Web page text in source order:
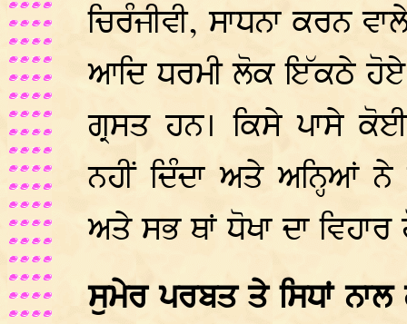
ਚਿਰੰਜੀਵੀ, ਸਾਧਨਾ ਕਰਨ
ਆਦਿ ਧਰਮੀ ਲੋਕ ਇੱਕਠੇ
ਗ੍ਰਸਤ ਹਨ। ਕਿਸੇ ਪਾਸੇ
ਨਹੀਂ ਦਿੰਦਾ ਅਤੇ ਅਨ੍ਹਿਆਂ
ਅਤੇ ਸਭ ਥਾਂ ਧੋਖਾ ਦਾ ਵਿਹਾਰ
ਸੁਮੇਰ ਪਰਬਤ ਤੇ ਸਿਧਾਂ ਨਾਲ